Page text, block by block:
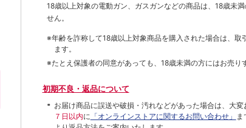
18歳以上対象の電動ガン、ガスガンなどの商品は、18歳未
せん。
※年齢を詐称して18歳以上対象商品を購入された場合は、取
ます。
※たとえ保護者の同意があっても、18歳未満の方にはお売り
初期不良・返品について
お届け商品に誤送や破損・汚れなどがあった場合は、大変
７日以内に 「オンラインストアに関するお問い合わせ」